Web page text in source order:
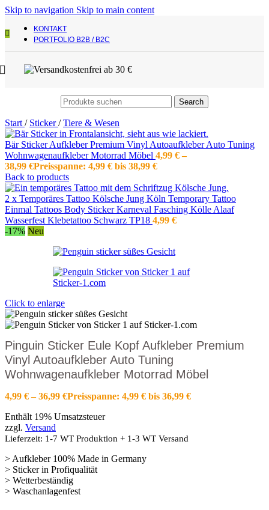
Skip to navigation Skip to main content
KONTAKT
PORTFOLIO B2B / B2C
Search
Start / Sticker/ Tiere & Wesen
Bär Sticker Aufkleber Premium Vinyl Autoaufkleber Auto Tuning
Wohnwagenaufkleber Motorrad Möbel 4,99 € –
38,99 €Preisspanne: 4,99 € bis 38,99 €
Back to products
2 x Temporäres Tattoo Kölsche Jung Köln Temporary Tattoo
Einmal Tattoos Body Sticker Karneval Fasching Kölle Alaaf
Wasserfest Klebetattoo Schwarz TP18 4,99 €
-17% Neu
Click to enlarge
Pinguin Sticker Eule Kopf Aufkleber Premium
Vinyl Autoaufkleber Auto Tuning
Wohnwagenaufkleber Motorrad Möbel
4,99 € –36,99 €Preisspanne: 4,99 € bis 36,99 €
Enthält 19% Umsatzsteuer
zzgl. Versand
Lieferzeit: 1-7 WT Produktion + 1-3 WT Versand
> Aufkleber 100% Made in Germany
> Sticker in Profiqualität
> Wetterbeständig
> Waschanlagenfest